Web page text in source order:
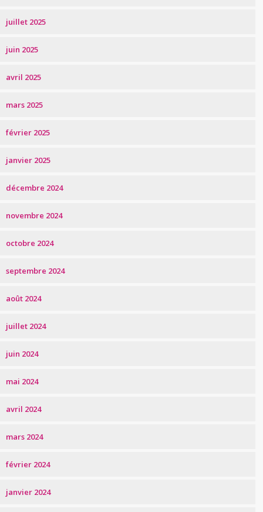
juillet 2025
juin 2025
avril 2025
mars 2025
février 2025
janvier 2025
décembre 2024
novembre 2024
octobre 2024
septembre 2024
août 2024
juillet 2024
juin 2024
mai 2024
avril 2024
mars 2024
février 2024
janvier 2024